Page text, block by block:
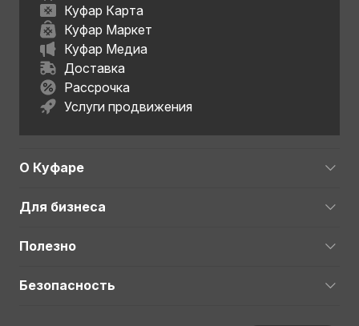
Куфар Карта
Куфар Маркет
Куфар Медиа
Доставка
Рассрочка
Услуги продвижения
О Куфаре
Для бизнеса
Полезно
Безопасность